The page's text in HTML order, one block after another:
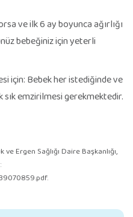
ve ilk 6 ay boyunca ağırlığı
bebeğiniz için yeterli
için: Bebek her istediğinde ve
sık emzirilmesi gerekmektedir.
Ergen Sağlığı Daire Başkanlığı,